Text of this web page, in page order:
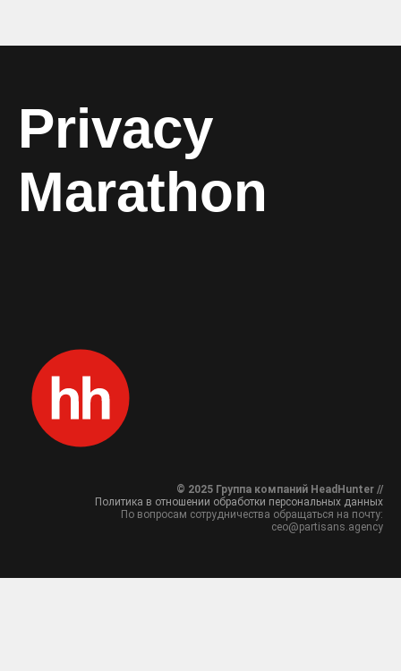
Privacy
Marathon
© 2025 Группа компаний HeadHunter //
Политика в отношении обработки персональных данных
По вопросам сотрудничества обращаться на почту:
ceo@partisans.agency